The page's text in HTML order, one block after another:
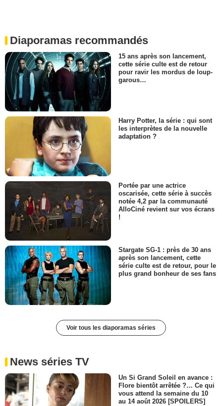
Diaporamas recommandés
15 ans après son lancement,
cette série culte est de retour
pour ravir les mordus de loup-
garous…
Harry Potter, la série : qui sont
les interprètes de la nouvelle
adaptation ?
Portée par une actrice
oscarisée, cette série à succès
notée 4,2 par la communauté
AlloCiné revient sur vos écrans
!
Stargate SG-1 : près de 30 ans
après son lancement, cette
série culte est de retour, pour le
plus grand bonheur de ses fans
Voir tous les diaporamas séries
News séries TV
Un Si Grand Soleil en avance :
Flore bientôt arrêtée ?… Ce qui
vous attend la semaine du 10
au 14 août 2026 [SPOILERS]